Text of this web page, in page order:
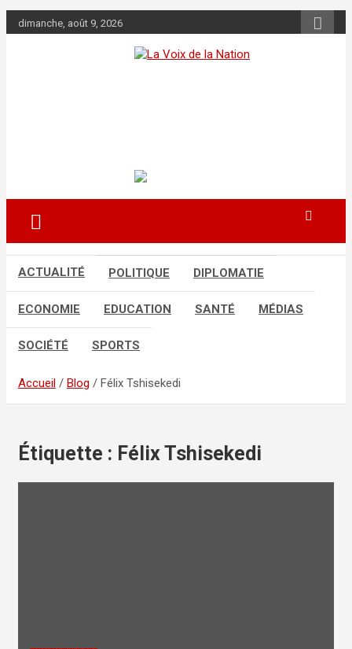
Aller
au
dimanche, août 9, 2026
ACTUALITÉ POLITIQUE DIPLOMATIE
ECONOMIE EDUCATION SANTÉ MÉDIAS
SOCIÉTÉ SPORTS
Accueil Blog Félix Tshisekedi
Étiquette : Félix Tshisekedi